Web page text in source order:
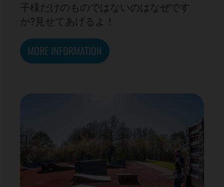
子様だけのものではないのはなぜです
か?見せてあげるよ！
MORE INFORMATION